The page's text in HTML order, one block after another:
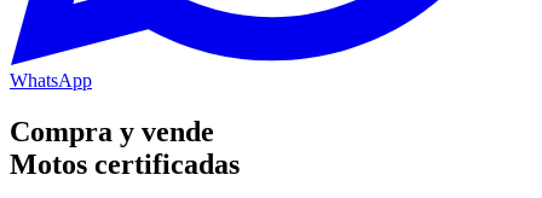
WhatsApp
Compra y vende
Motos certificadas